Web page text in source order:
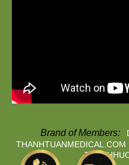
Brand of Members:
THANHTUANMEDICAL.COM